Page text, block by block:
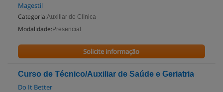
Magestil
Categoria:Auxiliar de Clínica
Modalidade: Presencial
Solicite informação
Curso de Técnico/Auxiliar de Saúde e Geriatria
Do It Better